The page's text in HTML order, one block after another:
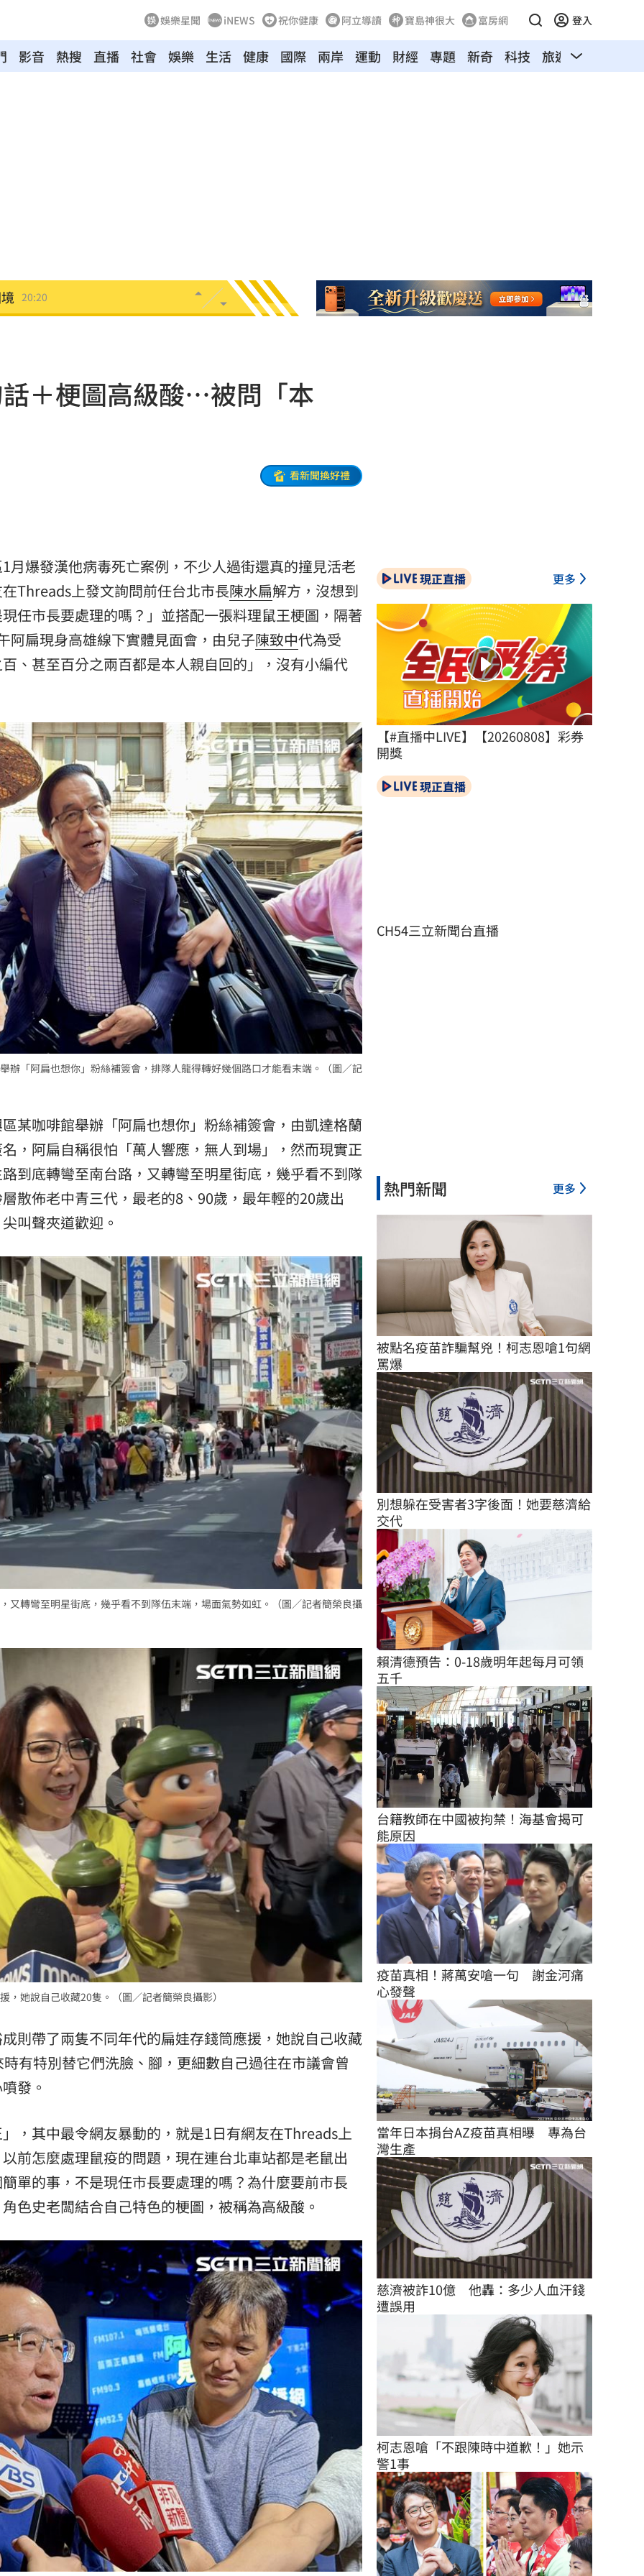
娛樂星聞 iNEWS 祝你健康 阿立導讀 寶島神很大 富房網 登入
影音 熱搜 直播 社會 娛樂 生活 健康 國際 兩岸 運動 財經 專題 新奇 科技 旅遊 汽車
20:20
20:05
19:32
19:29
19:20
19:18
19:08
19:03
19:03
12:00
12:00
10:30
10:00
＋梗圖高級酸…被問「本
看新聞換好禮
月爆發漢他病毒死亡案例，不少人過街還真的撞見活老
Threads上發文詢問前任台北市長陳水扁解方，沒想到
任市長要處理的嗎？」並搭配一張料理鼠王梗圖，隔著
阿扁現身高雄線下實體見面會，由兒子陳致中代為受
、甚至百分之兩百都是本人親自回的」，沒有小編代
辦「阿扁也想你」粉絲補簽會，排隊人龍得轉好幾個路口才能看末端。（圖／記
某咖啡館舉辦「阿扁也想你」粉絲補簽會，由凱達格蘭
，阿扁自稱很怕「萬人響應，無人到場」，然而現實正
到底轉彎至南台路，又轉彎至明星街底，幾乎看不到隊
散佈老中青三代，最老的8、90歲，最年輕的20歲出
叫聲夾道歡迎。
又轉彎至明星街底，幾乎看不到隊伍末端，場面氣勢如虹。（圖／記者簡榮良攝
她說自己收藏20隻。（圖／記者簡榮良攝影）
則帶了兩隻不同年代的扁娃存錢筒應援，她說自己收藏
有特別替它們洗臉、腳，更細數自己過往在市議會曾
發。
，其中最令網友暴動的，就是1日有網友在Threads上
前怎麼處理鼠疫的問題，現在連台北車站都是老鼠出
單的事，不是現任市長要處理的嗎？為什麼要前市長
色史老闆結合自己特色的梗圖，被稱為高級酸。
現正直播 更多
【#直播中LIVE】【20260808】彩券
開獎
現正直播
CH54三立新聞台直播
熱門新聞 更多
被點名疫苗詐騙幫兇！柯志恩嗆1句網
罵爆
別想躲在受害者3字後面！她要慈濟給
交代
賴清德預告：0-18歲明年起每月可領
五千
台籍教師在中國被拘禁！海基會揭可
能原因
疫苗真相！蔣萬安嗆一句　謝金河痛
心發聲
當年日本捐台AZ疫苗真相曝　專為台
灣生產
慈濟被詐10億　他轟：多少人血汗錢
遭誤用
柯志恩嗆「不跟陳時中道歉！」她示
警1事